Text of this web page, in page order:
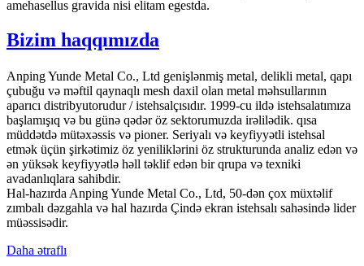
amehasellus gravida nisi elitam egestda.
Bizim haqqımızda
Anping Yunde Metal Co., Ltd genişlənmiş metal, delikli metal, qapı
çubuğu və məftil qaynaqlı mesh daxil olan metal məhsullarının
aparıcı distribyutorudur / istehsalçısıdır. 1999-cu ildə istehsalatımıza
başlamışıq və bu günə qədər öz sektorumuzda irəlilədik. qısa
müddətdə mütəxəssis və pioner. Seriyalı və keyfiyyətli istehsal
etmək üçün şirkətimiz öz yeniliklərini öz strukturunda analiz edən və
ən yüksək keyfiyyətlə həll təklif edən bir qrupa və texniki
avadanlıqlara sahibdir.
Hal-hazırda Anping Yunde Metal Co., Ltd, 50-dən çox müxtəlif
zımbalı dəzgahla və hal hazırda Çində ekran istehsalı sahəsində lider
müəssisədir.
Daha ətraflı